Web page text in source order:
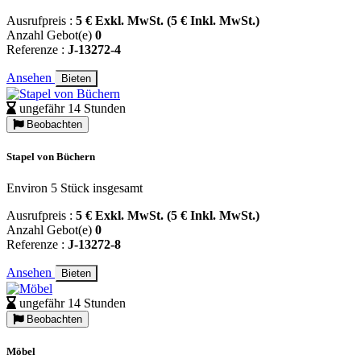
Ausrufpreis : 5 € Exkl. MwSt. (5 € Inkl. MwSt.)
Anzahl Gebot(e) 0
Referenze : J-13272-4
Ansehen Bieten
ungefähr 14 Stunden
Beobachten
Stapel von Büchern
Environ 5 Stück insgesamt
Ausrufpreis : 5 € Exkl. MwSt. (5 € Inkl. MwSt.)
Anzahl Gebot(e) 0
Referenze : J-13272-8
Ansehen Bieten
ungefähr 14 Stunden
Beobachten
Möbel